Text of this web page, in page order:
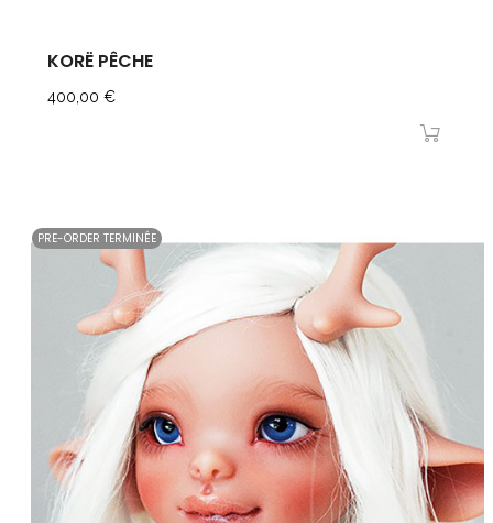
KORË PÊCHE
Prix
400,00 €
PRE-ORDER TERMINÉE